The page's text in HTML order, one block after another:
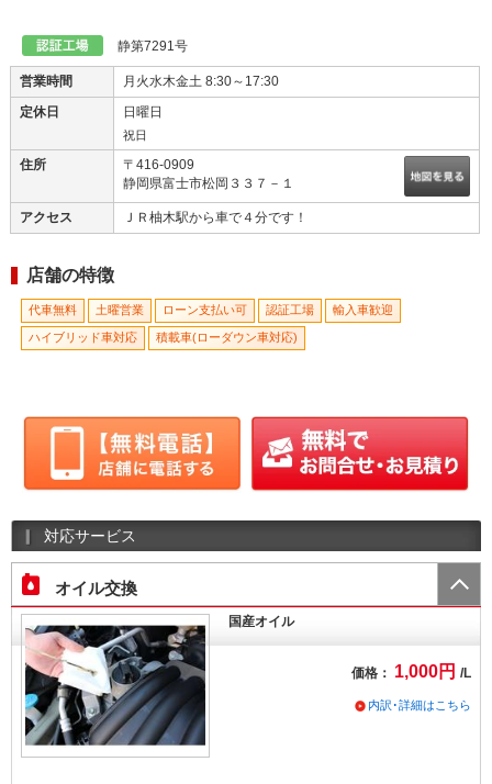
静第7291号
営業時間
月火水木金土 8:30～17:30
定休日
日曜日
祝日
住所
〒416-0909
静岡県富士市松岡３３７－１
アクセス ＪＲ柚木駅から車で４分です！
店舗の特徴
代車無料 土曜営業 ローン支払い可 認証工場 輸入車歓迎
ハイブリッド車対応 積載車(ローダウン車対応)
対応サービス
オイル交換
国産オイル
価格： 1,000円 /L
内訳･詳細はこちら